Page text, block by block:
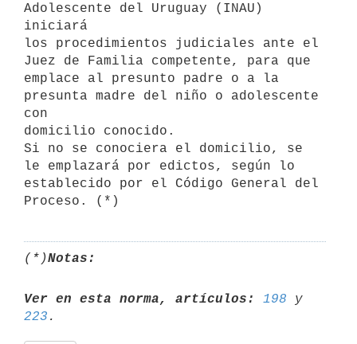
Adolescente del Uruguay (INAU)
iniciará
los procedimientos judiciales ante el
Juez de Familia competente, para que
emplace al presunto padre o a la
presunta madre del niño o adolescente
con
domicilio conocido.
Si no se conociera el domicilio, se
le emplazará por edictos, según lo
establecido por el Código General del
Proceso. (*)
(*)Notas:
Ver en esta norma, artículos: 198
223